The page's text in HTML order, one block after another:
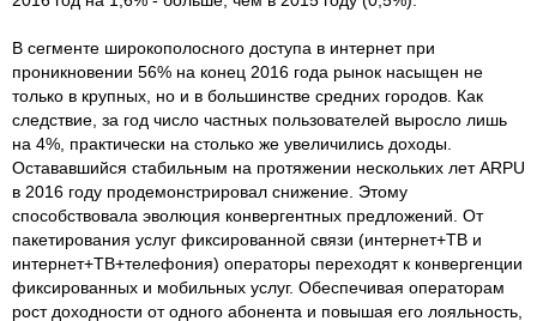
В сегменте широкополосного доступа в интернет при
проникновении 56% на конец 2016 года рынок насыщен не
только в крупных, но и в большинстве средних городов. Как
следствие, за год число частных пользователей выросло лишь
на 4%, практически на столько же увеличились доходы.
Остававшийся стабильным на протяжении нескольких лет ARPU
в 2016 году продемонстрировал снижение. Этому
способствовала эволюция конвергентных предложений. От
пакетирования услуг фиксированной связи (интернет+ТВ и
интернет+ТВ+телефония) операторы переходят к конвергенции
фиксированных и мобильных услуг. Обеспечивая операторам
рост доходности от одного абонента и повышая его лояльность,